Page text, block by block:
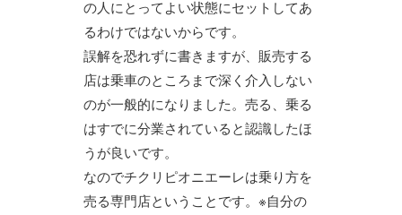
の人にとってよい状態にセットしてあ
るわけではないからです。
誤解を恐れずに書きますが、販売する
店は乗車のところまで深く介入しない
のが一般的になりました。売る、乗る
はすでに分業されていると認識したほ
うが良いです。
なのでチクリピオニエーレは乗り方を
売る専門店ということです。※自分の